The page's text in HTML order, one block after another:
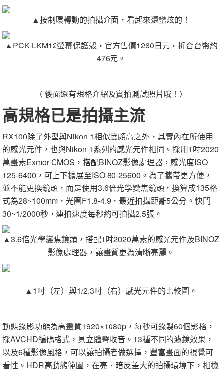
▲按制環轉動的拍攝介面，看起來還蠻炫的！
▲PCK-LKM12螢幕保護殼，官方售價1260日元，折合台幣約
476元。
（ 後面還有規格介紹及實拍測試照片哦！）
高規格已是拍攝主流
RX100除了外型與Nikon 1相似度頗高之外，其實內在所使用
的感光元件，也與Nikon 1系列的感光元件相同。採用1吋2020
萬畫素Exmor CMOS，搭配BINOZ影像處理器，感光度ISO
125-6400，可上下擴展至ISO 80-25600。為了攜帶更方便，
並不能更換鏡頭，而是使用3.6倍光學變焦鏡頭，換算成135格
式為28~100mm，光圈F1.8-4.9，最近拍攝距離5公分。快門
30~1/2000秒，連拍速度每秒約可拍攝2.5張。
▲3.6倍光學變焦鏡頭，搭配1吋2020萬素的感光元件及BINOZ
影像處理器，讓畫質更為清晰亮麗。
▲1吋（左）與1/2.3吋（右）感光元件的比較圖。
動態錄影功能為高畫質1920×1080p，每秒可錄製60個影格，
採AVCHD編碼格式，具立體聲收音。13種不同的濾鏡效果，
以及6種影像風格，可以讓拍攝者做選擇，豐富畫面的視覺可
看性。HDR高動態範圍，在亮、暗反差大的拍攝環境下，相機